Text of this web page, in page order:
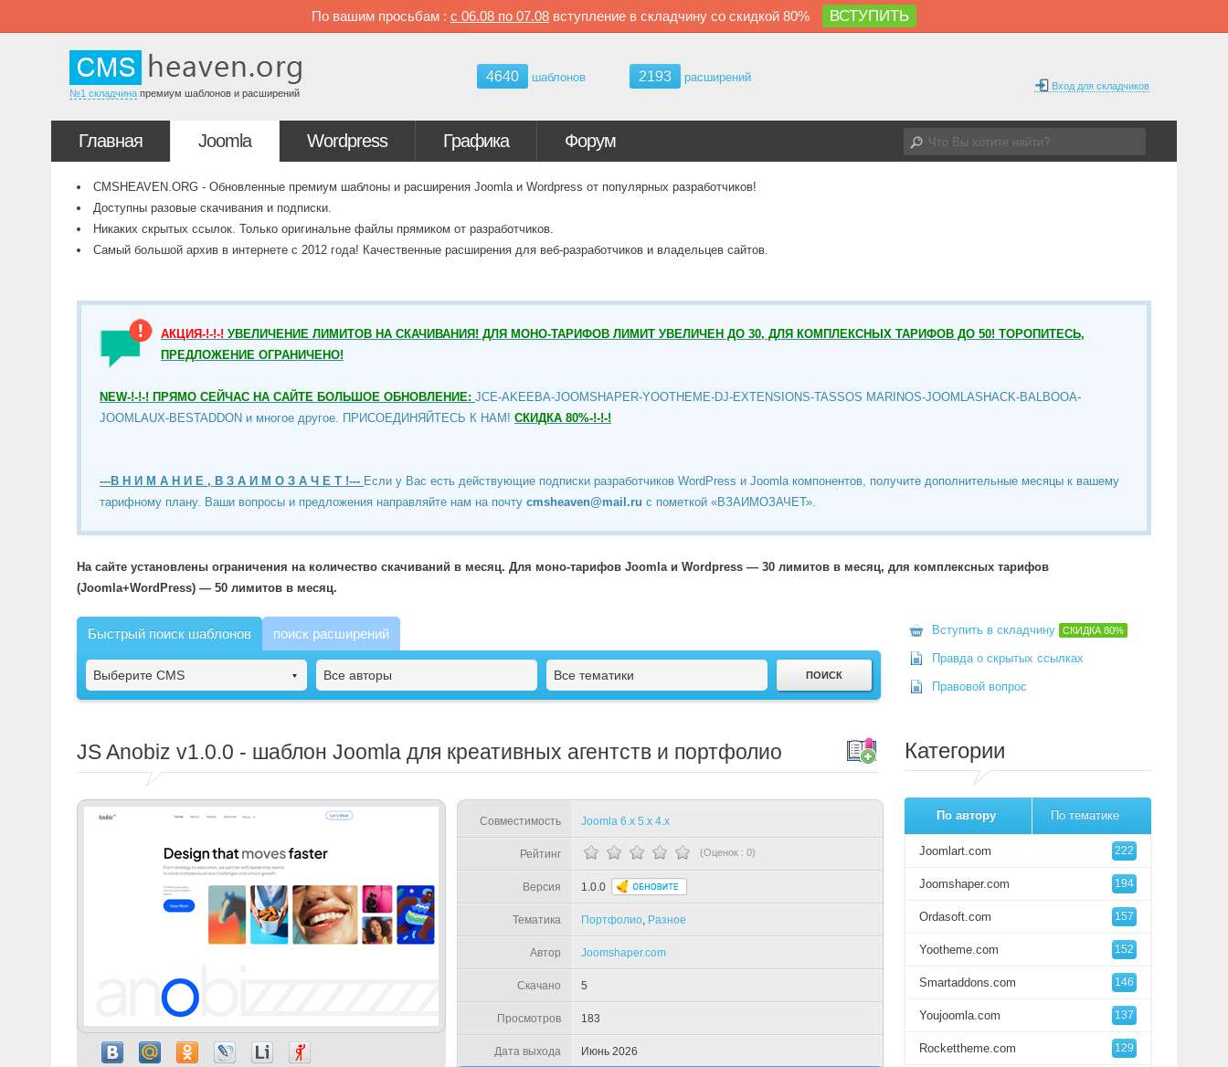
По вашим просьбам : с 06.08 по 07.08 вступление в складчину со скидкой 80% ВСТУПИТЬ
№1 складчина премиум шаблонов и расширений
4640 шаблонов 2193 расширений
Вход для складчиков
Главная Joomla Wordpress Графика Форум
CMSHEAVEN.ORG - Обновленные премиум шаблоны и расширения Joomla и Wordpress от популярных разработчиков!
Доступны разовые скачивания и подписки.
Никаких скрытых ссылок. Только оригинальне файлы прямиком от разработчиков.
Самый большой архив в интернете с 2012 года! Качественные расширения для веб-разработчиков и владельцев сайтов.
АКЦИЯ-!-!-! УВЕЛИЧЕНИЕ ЛИМИТОВ НА СКАЧИВАНИЯ! ДЛЯ МОНО-ТАРИФОВ ЛИМИТ УВЕЛИЧЕН ДО 30, ДЛЯ КОМПЛЕКСНЫХ ТАРИФОВ ДО 50! ТОРОПИТЕСЬ,
ПРЕДЛОЖЕНИЕ ОГРАНИЧЕНО!
NEW-!-!-! ПРЯМО СЕЙЧАС НА САЙТЕ БОЛЬШОЕ ОБНОВЛЕНИЕ: JCE-AKEEBA-JOOMSHAPER-YOOTHEME-DJ-EXTENSIONS-TASSOS MARINOS-JOOMLASHACK-BALBOOA-
JOOMLAUX-BESTADDON и многое другое. ПРИСОЕДИНЯЙТЕСЬ К НАМ! СКИДКА 80%-!-!-!
---В Н И М А Н И Е , В З А И М О З А Ч Е Т !--- Если у Вас есть действующие подписки разработчиков WordPress и Joomla компонентов, получите дополнительные месяцы к вашему
тарифному плану. Ваши вопросы и предложения направляйте нам на почту cmsheaven@mail.ru c пометкой «ВЗАИМОЗАЧЕТ».
На сайте установлены ограничения на количество скачиваний в месяц. Для моно-тарифов Joomla и Wordpress — 30 лимитов в месяц, для комплексных тарифов
(Joomla+WordPress) — 50 лимитов в месяц.
Быстрый поиск шаблонов поиск расширений
Выберите CMS Все авторы Все тематики
JS Anobiz v1.0.0 - шаблон Joomla для креативных агентств и портфолио
Совместимость Joomla 6.x 5.x 4.x
Рейтинг (Оценок : 0)
Версия 1.0.0
Тематика Портфолио, Разное
Автор Joomshaper.com
Скачано 5
Просмотров 183
Дата выхода Июнь 2026
Вступить в складчину СКИДКА 80%
Правда о скрытых ссылках
Правовой вопрос
Категории
По автору По тематике
Joomlart.com 222
Joomshaper.com 194
Ordasoft.com 157
Yootheme.com 152
Smartaddons.com 146
Youjoomla.com 137
Rockettheme.com 129